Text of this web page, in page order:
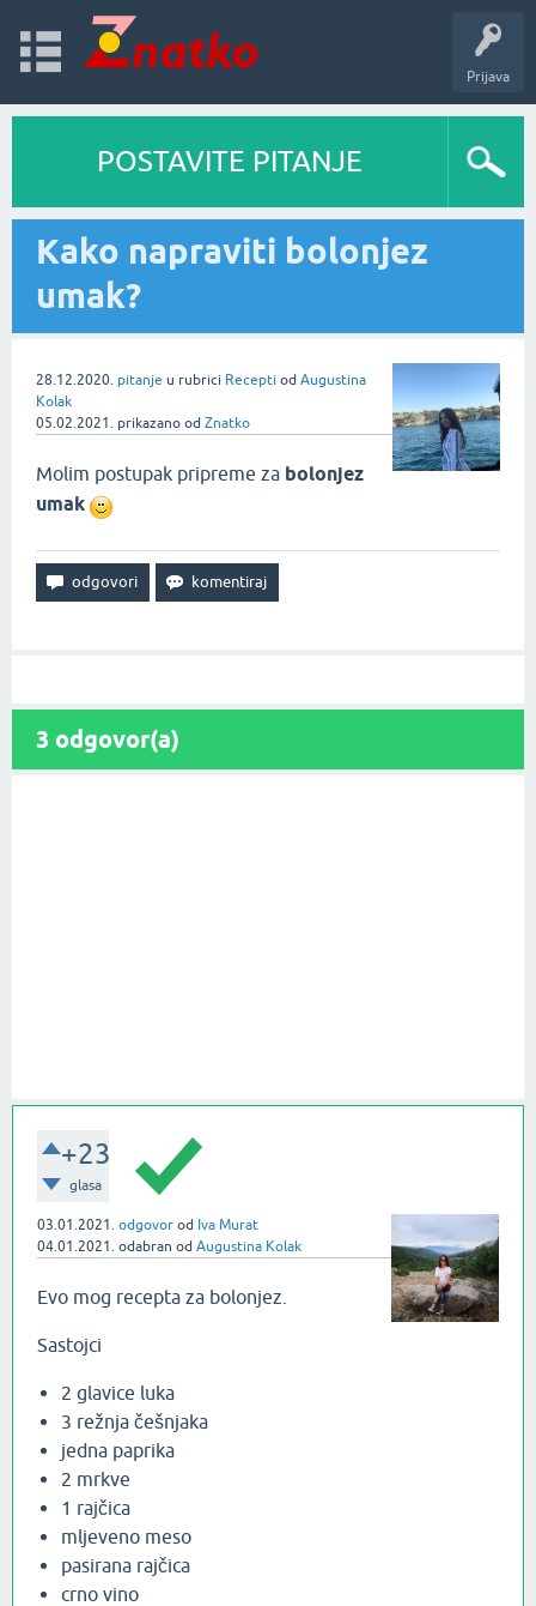
Prijava
POSTAVITE PITANJE
Kako napraviti bolonjez
umak?
28.12.2020. pitanje u rubrici Recepti od Augustina
Kolak
05.02.2021. prikazano od Znatko
Molim postupak pripreme za bolonjez
umak
3 odgovor(a)
+23
glasa
03.01.2021. odgovor od Iva Murat
04.01.2021. odabran od Augustina Kolak
Evo mog recepta za bolonjez.
Sastojci
2 glavice luka
3 režnja češnjaka
jedna paprika
2 mrkve
1 rajčica
mljeveno meso
pasirana rajčica
crno vino